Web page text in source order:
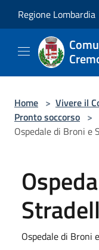
Regione Lombardia
Home > Vivere il
Pronto soccorso >
Ospedale di Broni e
Ospedale di Broni